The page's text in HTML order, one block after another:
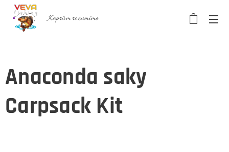
Kaprům rozumíme
Anaconda saky
Carpsack Kit